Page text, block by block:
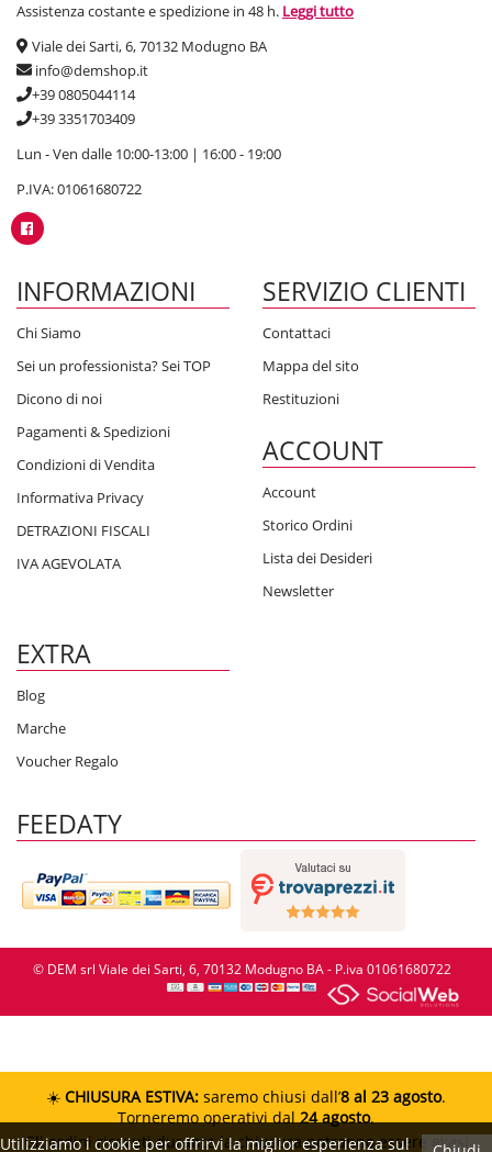
Assistenza costante e spedizione in 48 h. Leggi tutto
Viale dei Sarti, 6, 70132 Modugno BA
info@demshop.it
+39 0805044114
+39 3351703409
Lun - Ven dalle 10:00-13:00 | 16:00 - 19:00
P.IVA: 01061680722
INFORMAZIONI
Chi Siamo
Sei un professionista? Sei TOP
Dicono di noi
Pagamenti & Spedizioni
Condizioni di Vendita
Informativa Privacy
DETRAZIONI FISCALI
IVA AGEVOLATA
SERVIZIO CLIENTI
Contattaci
Mappa del sito
Restituzioni
ACCOUNT
Account
Storico Ordini
Lista dei Desideri
Newsletter
EXTRA
Blog
Marche
Voucher Regalo
FEEDATY
© DEM srl Viale dei Sarti, 6, 70132 Modugno BA - P.iva 01061680722
Utilizziamo i cookie per offrirvi la miglior esperienza sul
☀️ CHIUSURA ESTIVA: saremo chiusi dall’8 al 23 agosto.
Torneremo operativi dal24 agosto.
Gli ordini ricevuti durante la chiusura potranno essere evasi